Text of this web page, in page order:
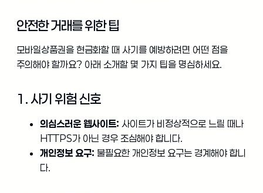
안전한 거래를 위한 팁
모바일상품권을 현금화할 때 사기를 예방하려면 어떤 점을
주의해야 할까요? 아래 소개할 몇 가지 팁을 명심하세요.
1. 사기 위험 신호
의심스러운 웹사이트: 사이트가 비정상적으로 느릴 때나
HTTPS가 아닌 경우 조심해야 합니다.
개인정보 요구: 불필요한 개인정보 요구는 경계해야 합니
다.